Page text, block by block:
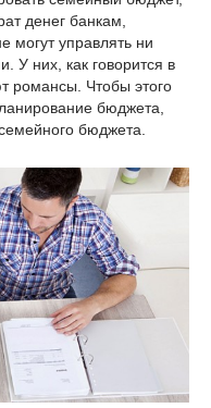
денег банкам,
могут управлять ни
У них, как говорится в
романсы. Чтобы этого
бюджета,
бюджета.